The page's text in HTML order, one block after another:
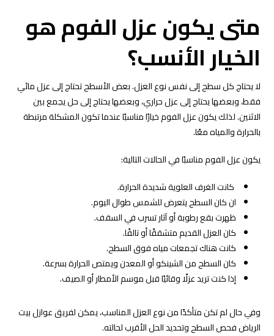
متى يكون عزل الفوم هو
الخيار الأنسب؟
لا يحتاج كل سطح إلى نفس نوع العزل. بعض الأسطح تحتاج إلى عزل مائي
فقط، وبعضها يحتاج إلى عزل حراري، وبعضها يحتاج إلى حل يجمع بين
الاثنين. لذلك يكون عزل الفوم خيارًا مناسبًا عندما تكون المشكلة مرتبطة
بالحرارة والمياه معًا.
يكون عزل الفوم مناسبًا في الحالات التالية:
كانت الغرف العلوية شديدة الحرارة.
ان كان السطح يتعرض للشمس طوال اليوم.
ظهرت بقع رطوبة أو آثار تسرب في السقف.
كان العزل القديم متشققًا أو تالفًا.
كانت هناك تجمعات مياه فوق السطح.
كان السطح من الشينكو أو المعدن ويمتص الحرارة بسرعة.
إذا كنت تريد عزلًا وقائيًا قبل موسم الأمطار أو الصيف.
وفي حال لم تكن متأكدًا من نوع العزل المناسب، يمكن لفريق عوازل بيت
الرياض فحص السطح وتحديد الحل الأقرب لحالته.